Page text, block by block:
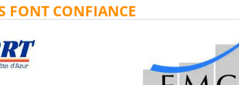
FONT CONFIANCE